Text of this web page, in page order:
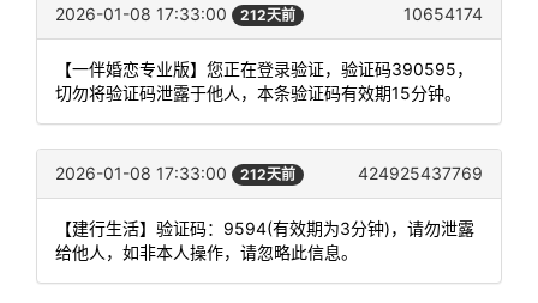
2026-01-08 17:33:00 212天前 10654174
【一伴婚恋专业版】您正在登录验证，验证码390595，
切勿将验证码泄露于他人，本条验证码有效期15分钟。
2026-01-08 17:33:00 212天前 424925437769
【建行生活】验证码：9594(有效期为3分钟)，请勿泄露
给他人，如非本人操作，请忽略此信息。